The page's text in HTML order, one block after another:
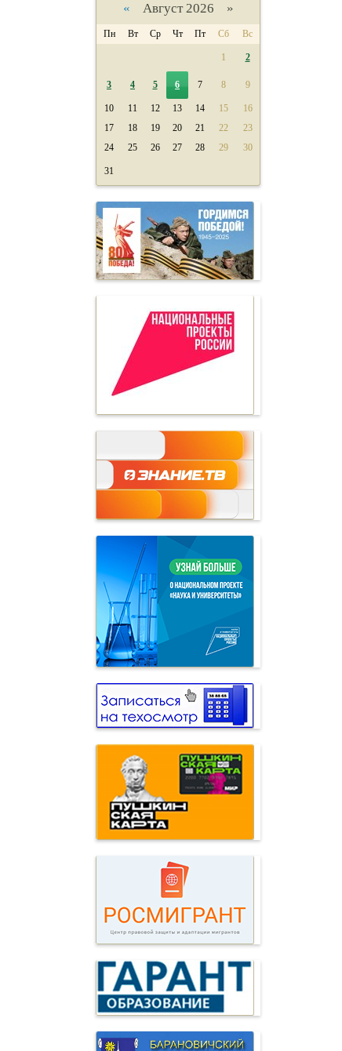
« Август 2026 »
Пн Вт Ср Чт Пт Сб Вс
1 2
3 4 5 6 7 8 9
10 11 12 13 14 15
16
17
18 19 20 21 22
23
24
25 26 27 28 29 30
31